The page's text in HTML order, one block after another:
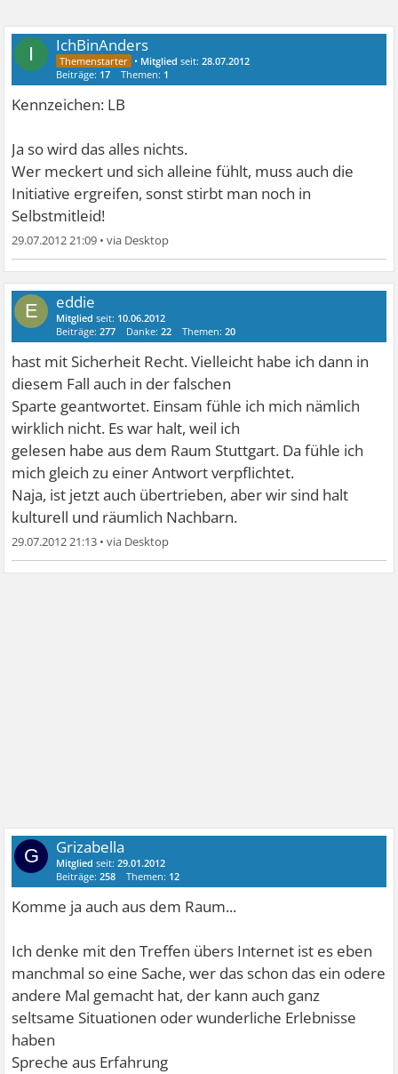
I IchBinAnders
• Mitglied seit:28.07.2012
Beiträge: 17 Themen: 1
Kennzeichen: LB
Ja so wird das alles nichts.
Wer meckert und sich alleine fühlt, muss auch die
Initiative ergreifen, sonst stirbt man noch in
Selbstmitleid!
29.07.2012 21:09 •
E eddie
Mitglied seit: 10.06.2012
Beiträge:277 Danke:22 Themen:20
hast mit Sicherheit Recht. Vielleicht habe ich dann in
diesem Fall auch in der falschen
Sparte geantwortet. Einsam fühle ich mich nämlich
wirklich nicht. Es war halt, weil ich
gelesen habe aus dem Raum Stuttgart. Da fühle ich
mich gleich zu einer Antwort verpflichtet.
Naja, ist jetzt auch übertrieben, aber wir sind halt
kulturell und räumlich Nachbarn.
29.07.2012 21:13 •
G Grizabella
Mitglied seit:29.01.2012
Beiträge:258 Themen: 12
Komme ja auch aus dem Raum...
Ich denke mit den Treffen übers Internet ist es eben
manchmal so eine Sache, wer das schon das ein odere
andere Mal gemacht hat, der kann auch ganz
seltsame Situationen oder wunderliche Erlebnisse
haben
Spreche aus Erfahrung